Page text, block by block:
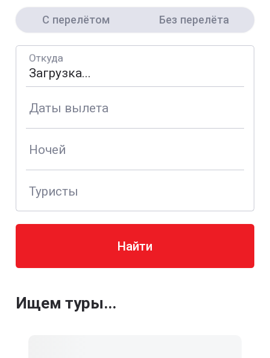
С перелётом Без перелёта
Откуда
Даты вылета
Ночей
Туристы
Найти
Ищем туры...